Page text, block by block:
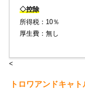
◇控除
所得税：10％
厚生費：無し
<
トロワアンドキャ